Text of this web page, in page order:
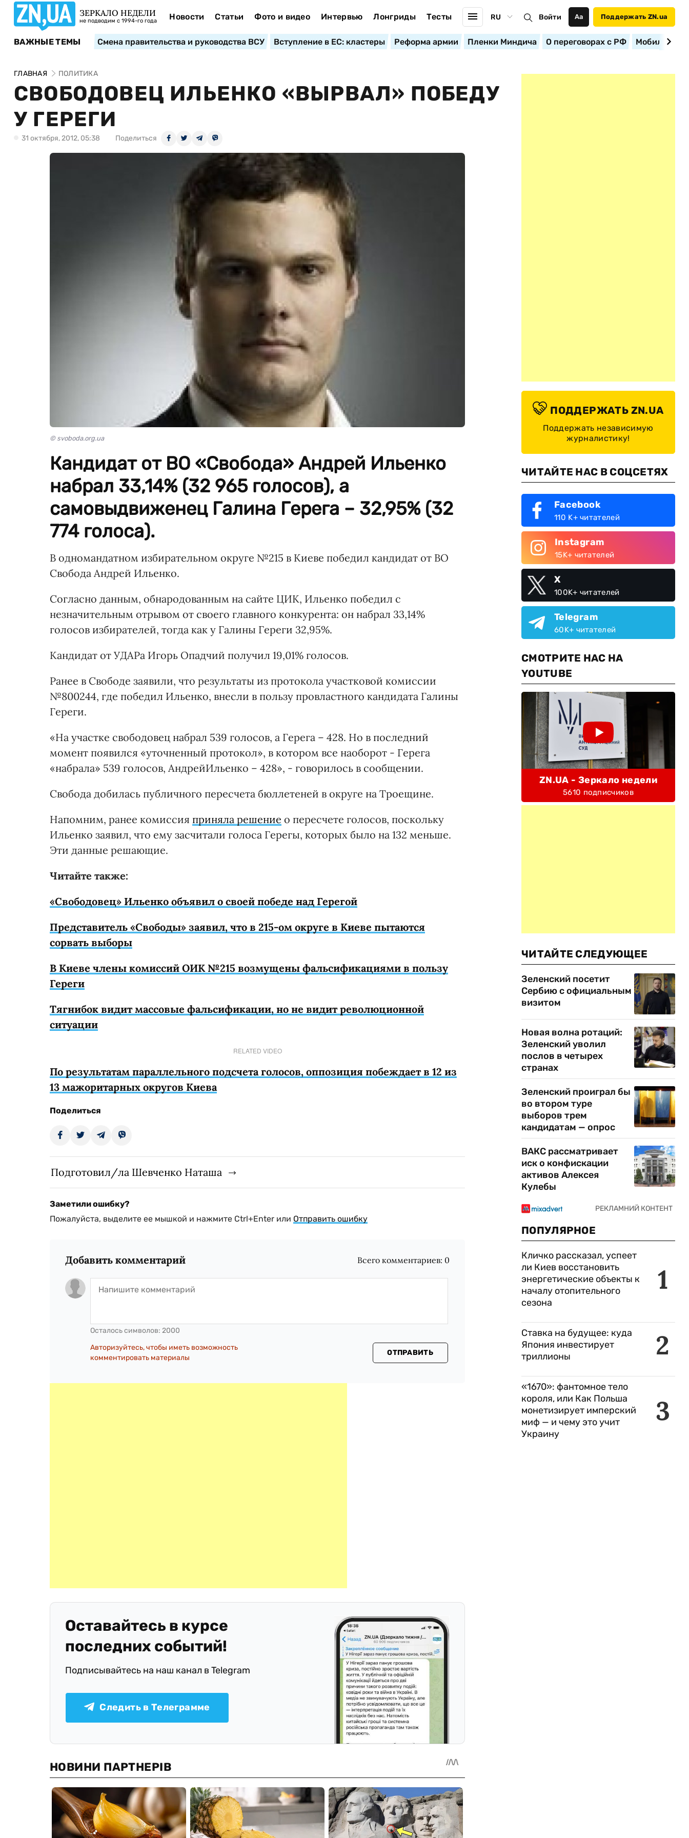
ЗЕРКАЛО НЕДЕЛИ
не подводим с 1994-го года Новости Статьи Фото и видео Интервью Лонгриды Тесты RU Войти Аа Поддержать ZN.ua
ВАЖНЫЕ ТЕМЫ Смена правительства и руководства ВСУ Вступление в ЕС: кластеры Реформа армии Пленки Миндича О переговорах с РФ
ГЛАВНАЯ ПОЛИТИКА
СВОБОДОВЕЦ ИЛЬЕНКО «ВЫРВАЛ» ПОБЕДУ
У ГЕРЕГИ
31 октября, 2012, 05:38 Поделиться
© svoboda.org.ua
Кандидат от ВО «Свобода» Андрей Ильенко
набрал 33,14% (32 965 голосов), а
самовыдвиженец Галина Герега – 32,95% (32
774 голоса).
В одномандатном избирательном округе №215 в Киеве победил кандидат от ВО
Свобода Андрей Ильенко.
Согласно данным, обнародованным на сайте ЦИК, Ильенко победил с
незначительным отрывом от своего главного конкурента: он набрал 33,14%
голосов избирателей, тогда как у Галины Гереги 32,95%.
Кандидат от УДАРа Игорь Опадчий получил 19,01% голосов.
Ранее в Свободе заявили, что результаты из протокола участковой комиссии
№800244, где победил Ильенко, внесли в пользу провластного кандидата Галины
Гереги.
«На участке свободовец набрал 539 голосов, а Герега – 428. Но в последний
момент появился «уточненный протокол», в котором все наоборот - Герега
«набрала» 539 голосов, АндрейИльенко – 428», - говорилось в сообщении.
Свобода добилась публичного пересчета бюллетеней в округе на Троещине.
Напомним, ранее комиссия приняла решение о пересчете голосов, поскольку
Ильенко заявил, что ему засчитали голоса Герегы, которых было на 132 меньше.
Эти данные решающие.
Читайте также:
«Свободовец» Ильенко объявил о своей победе над Герегой
Представитель «Свободы» заявил, что в 215-ом округе в Киеве пытаются
сорвать выборы
В Киеве члены комиссий ОИК №215 возмущены фальсификациями в пользу
Гереги
Тягнибок видит массовые фальсификации, но не видит революционной
ситуации
RELATED VIDEO
По результатам параллельного подсчета голосов, оппозиция побеждает в 12 из
13 мажоритарных округов Киева
Поделиться
Подготовил/ла Шевченко Наташа
Заметили ошибку?
Пожалуйста, выделите ее мышкой и нажмите Ctrl+Enter или Отправить ошибку
Добавить комментарий Всего комментариев: 0
Осталось символов: 2000
Авторизуйтесь, чтобы иметь возможность
комментировать материалы
ОТПРАВИТЬ
Оставайтесь в курсе
последних событий!
Подписывайтесь на наш канал в Telegram
Следить в Телеграмме
ПОДДЕРЖАТЬ ZN.UA
Поддержать независимую
журналистику!
ЧИТАЙТЕ НАС В СОЦСЕТЯХ
Facebook
110 K+ читателей
Instagram
15K+ читателей
X
100K+ читателей
Telegram
60K+ читателей
СМОТРИТЕ НАС НА
YOUTUBE
ZN.UA - Зеркало недели
5610 подписчиков
ЧИТАЙТЕ СЛЕДУЮЩЕЕ
Зеленский посетит
Сербию с официальным
визитом
Новая волна ротаций:
Зеленский уволил
послов в четырех
странах
Зеленский проиграл бы
во втором туре
выборов трем
кандидатам — опрос
ВАКС рассматривает
иск о конфискации
активов Алексея
Кулебы
ПОПУЛЯРНОЕ
1
Кличко рассказал, успеет
ли Киев восстановить
энергетические объекты к
началу отопительного
сезона
2
Ставка на будущее: куда
Япония инвестирует
триллионы
3
«1670»: фантомное тело
короля, или Как Польша
монетизирует имперский
миф — и чему это учит
Украину